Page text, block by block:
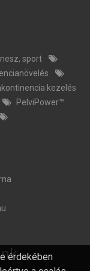
sport
kezelés
PelviPower™
érdekében